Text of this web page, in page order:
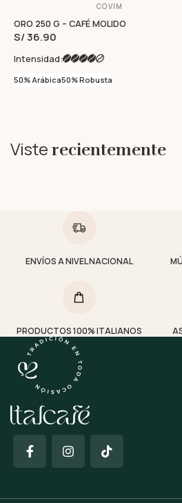
COVIM
ORO 250 G – CAFÉ MOLIDO
S/ 36.90
Intensidad:
50% Arábica50% Robusta
Viste recientemente
ENVÍOS A NIVEL NACIONAL
PRODUCTOS 100% ITALIANOS